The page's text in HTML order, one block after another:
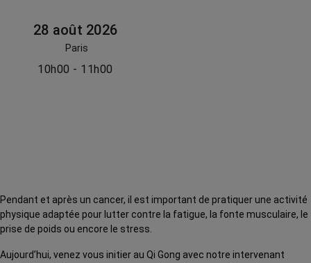
28 août 2026
Paris
10h00 - 11h00
Pendant et après un cancer, il est important de pratiquer une activité
physique adaptée pour lutter contre la fatigue, la fonte musculaire, le
prise de poids ou encore le stress.
Aujourd’hui, venez vous initier au Qi Gong avec notre intervenant